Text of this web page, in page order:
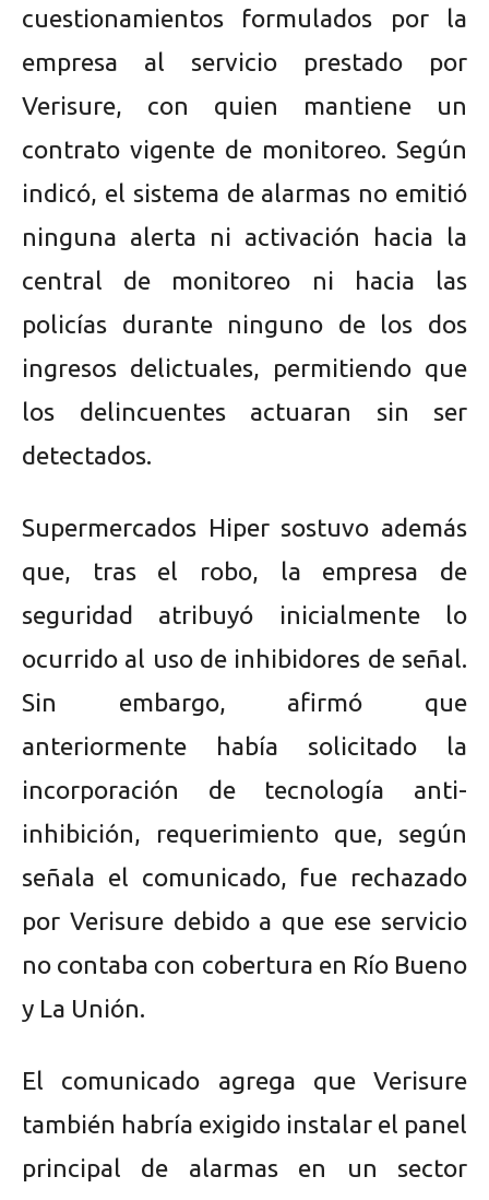
cuestionamientos formulados por la
empresa al servicio prestado por
Verisure, con quien mantiene un
contrato vigente de monitoreo. Según
indicó, el sistema de alarmas no emitió
ninguna alerta ni activación hacia la
central de monitoreo ni hacia las
policías durante ninguno de los dos
ingresos delictuales, permitiendo que
los delincuentes actuaran sin ser
detectados.
Supermercados Hiper sostuvo además
que, tras el robo, la empresa de
seguridad atribuyó inicialmente lo
ocurrido al uso de inhibidores de señal.
Sin embargo, afirmó que
anteriormente había solicitado la
incorporación de tecnología anti-
inhibición, requerimiento que, según
señala el comunicado, fue rechazado
por Verisure debido a que ese servicio
no contaba con cobertura en Río Bueno
y La Unión.
El comunicado agrega que Verisure
también habría exigido instalar el panel
principal de alarmas en un sector